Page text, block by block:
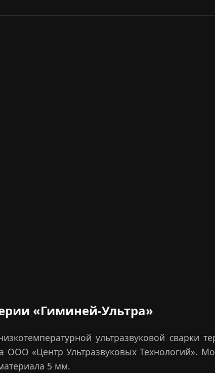
«Гиминей-Ультра»
ультразвуковой сварки
ООО «Центр Ультразвуковых Технологий».
5 мм.